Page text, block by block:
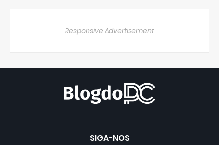
Responsive Advertisement
SIGA-NOS